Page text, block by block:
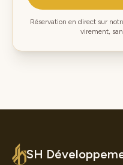
Réservation en direct sur
virement,
SH